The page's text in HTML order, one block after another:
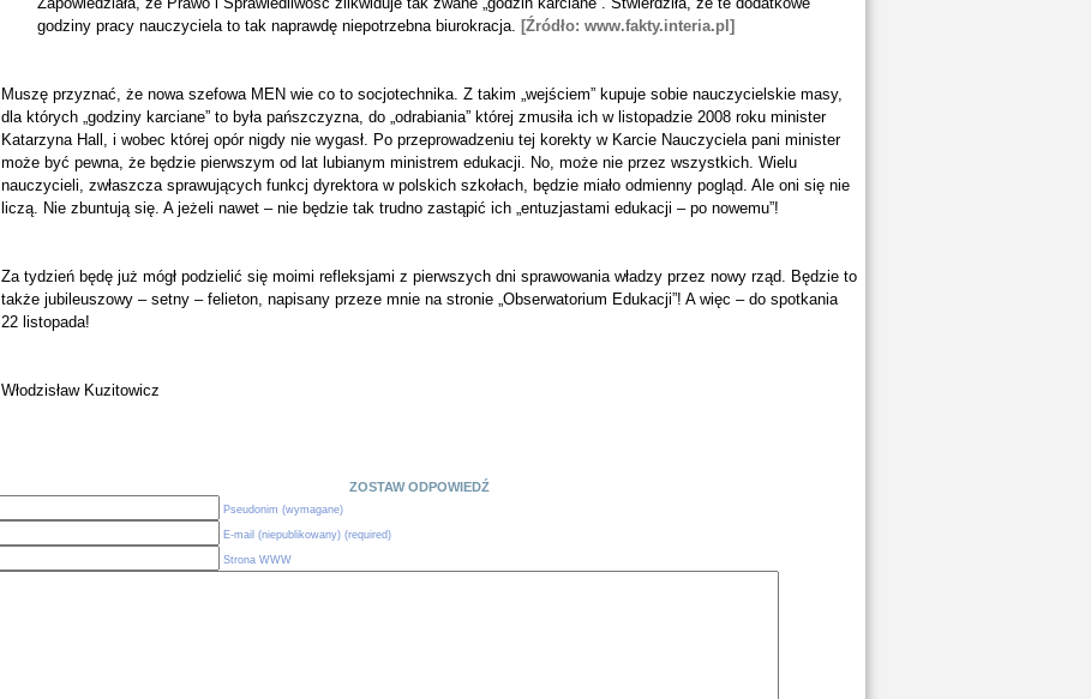
godziny pracy nauczyciela to tak naprawdę niepotrzebna biurokracja. [Źródło: www.fakty.interia.pl]
Muszę przyznać, że nowa szefowa MEN wie co to socjotechnika. Z takim „wejściem” kupuje sobie nauczycielskie masy,
dla których „godziny karciane” to była pańszczyzna, do „odrabiania” której zmusiła ich w listopadzie 2008 roku minister
Katarzyna Hall, i wobec której opór nigdy nie wygasł. Po przeprowadzeniu tej korekty w Karcie Nauczyciela pani minister
może być pewna, że będzie pierwszym od lat lubianym ministrem edukacji. No, może nie przez wszystkich. Wielu
nauczycieli, zwłaszcza sprawujących funkcj dyrektora w polskich szkołach, będzie miało odmienny pogląd. Ale oni się nie
liczą. Nie zbuntują się. A jeżeli nawet – nie będzie tak trudno zastąpić ich „entuzjastami edukacji – po nowemu”!
Za tydzień będę już mógł podzielić się moimi refleksjami z pierwszych dni sprawowania władzy przez nowy rząd. Będzie to
także jubileuszowy – setny – felieton, napisany przeze mnie na stronie „Obserwatorium Edukacji”! A więc – do spotkania
22 listopada!
Włodzisław Kuzitowicz
ZOSTAW ODPOWIEDŹ
Pseudonim (wymagane)
E-mail (niepublikowany) (required)
Strona WWW